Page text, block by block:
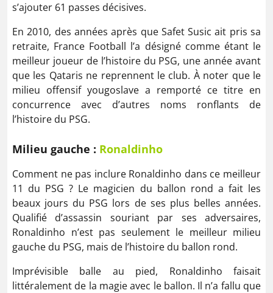
s’ajouter 61 passes décisives.
En 2010, des années après que Safet Susic ait pris sa
retraite, France Football l’a désigné comme étant le
meilleur joueur de l’histoire du PSG, une année avant
que les Qataris ne reprennent le club. À noter que le
milieu offensif yougoslave a remporté ce titre en
concurrence avec d’autres noms ronflants de
l’histoire du PSG.
Milieu gauche : Ronaldinho
Comment ne pas inclure Ronaldinho dans ce meilleur
11 du PSG ? Le magicien du ballon rond a fait les
beaux jours du PSG lors de ses plus belles années.
Qualifié d’assassin souriant par ses adversaires,
Ronaldinho n’est pas seulement le meilleur milieu
gauche du PSG, mais de l’histoire du ballon rond.
Imprévisible balle au pied, Ronaldinho faisait
littéralement de la magie avec le ballon. Il n’a fallu que